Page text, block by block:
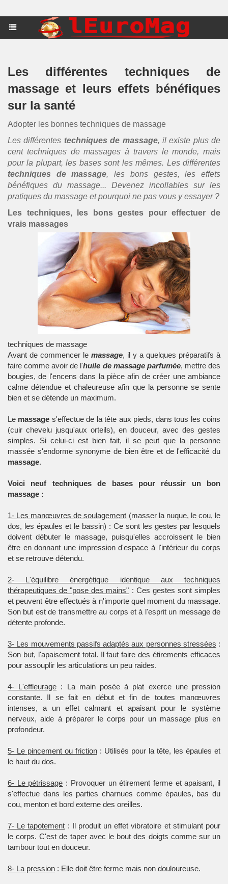
Les différentes techniques de
massage et leurs effets bénéfiques
sur la santé
Adopter les bonnes techniques de massage
Les différentes techniques de massage, il existe plus de
cent techniques de massages à travers le monde, mais
pour la plupart, les bases sont les mêmes. Les différentes
techniques de massage, les bons gestes, les effets
bénéfiques du massage... Devenez incollables sur les
pratiques du massage et pourquoi ne pas vous y essayer ?
Les techniques, les bons gestes pour effectuer de
vrais massages
techniques de massage
Avant de commencer le massage, il y a quelques préparatifs à
faire comme avoir de l'huile de massage parfumée, mettre des
bougies, de l'encens dans la pièce afin de créer une ambiance
calme détendue et chaleureuse afin que la personne se sente
bien et se détende un maximum.
Le massage s'effectue de la tête aux pieds, dans tous les coins
(cuir chevelu jusqu'aux orteils), en douceur, avec des gestes
simples. Si celui-ci est bien fait, il se peut que la personne
massée s'endorme synonyme de bien être et de l'efficacité du
massage.
Voici neuf techniques de bases pour réussir un bon
massage :
1- Les manœuvres de soulagement (masser la nuque, le cou, le
dos, les épaules et le bassin) : Ce sont les gestes par lesquels
doivent débuter le massage, puisqu'elles accroissent le bien
être en donnant une impression d'espace à l'intérieur du corps
et se retrouve détendu.
2- L'équilibre énergétique identique aux techniques
thérapeutiques de "pose des mains" : Ces gestes sont simples
et peuvent être effectués à n'importe quel moment du massage.
Son but est de transmettre au corps et à l'esprit un message de
détente profonde.
3- Les mouvements passifs adaptés aux personnes stressées :
Son but, l'apaisement total. Il faut faire des étirements efficaces
pour assouplir les articulations un peu raides.
4- L'effleurage : La main posée à plat exerce une pression
constante. Il se fait en début et fin de toutes manœuvres
intenses, a un effet calmant et apaisant pour le système
nerveux, aide à préparer le corps pour un massage plus en
profondeur.
5- Le pincement ou friction : Utilisés pour la tête, les épaules et
le haut du dos.
6- Le pétrissage : Provoquer un étirement ferme et apaisant, il
s'effectue dans les parties charnues comme épaules, bas du
cou, menton et bord externe des oreilles.
7- Le tapotement : Il produit un effet vibratoire et stimulant pour
le corps. C'est de taper avec le bout des doigts comme sur un
tambour tout en douceur.
8- La pression : Elle doit être ferme mais non douloureuse.